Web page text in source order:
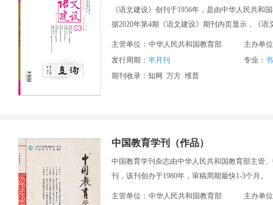
《语文建设》创刊于1956年，是由中华人民共
据2020年第4期《语文建设》期刊内页显示，《
主管单位： 中华人民共和国教育部
主办单
发行周期： 半月刊 专业：
期刊收录：知网 万方 维普
中国教育学刊（作品）
中国教育学刊杂志由中华人民共和国教育部主管
刊，该刊创办于1980年，审稿周期最快1-3个月。
主管单位： 中华人民共和国教育部
主办单